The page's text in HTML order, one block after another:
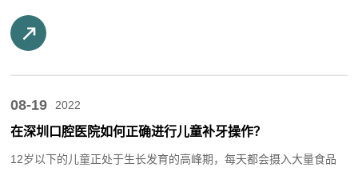
08-19 2022
在深圳口腔医院如何正确进行儿童补牙操作？
12岁以下的儿童正处于生长发育的高峰期，每天都会摄入大量食品